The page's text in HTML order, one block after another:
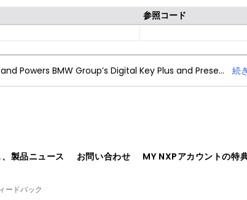
参照コード
NXP Trimension Ultra-Wideband Powers BMW Group’s Digital Key Plus and Presence Detection 続
製品ニュース お問い合わせ MY NXPアカウントの特
ードバック